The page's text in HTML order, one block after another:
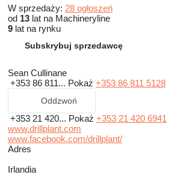
W sprzedaży: 28 ogłoszeń
od 13 lat na Machineryline
9 lat na rynku
Subskrybuj sprzedawcę
Sean Cullinane
+353 86 811... Pokaż +353 86 811 5128
Oddzwoń
+353 21 420... Pokaż +353 21 420 6941
www.drillplant.com
www.facebook.com/drillplant/
Adres
Irlandia